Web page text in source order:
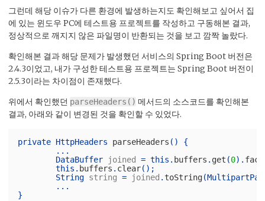
그런데 해당 이슈가 다른 환경에 발생하는지도 확인해보고 싶어서 집
에 있는 윈도우 PC에 테스트용 프로젝트를 작성하고 구동해본 결과,
정상적으로 깨지지 않은 파일명이 반환되는 것을 보고 깜짝 놀랐다.
확인해본 결과 해당 문제가 발생했던 서비스의 Spring Boot 버전은
2.4.3이었고, 내가 구성한 테스트용 프로젝트는 Spring Boot 버전이
2.5.3이라는 차이점이 존재했다.
위에서 확인했던 parseHeaders() 메서드의 소스코드를 확인해본
결과, 아래와 같이 변경된 것을 확인할 수 있었다.
private HttpHeaders parseHeaders ()
{
...
DataBuffer
joined = this . buffers . get (0).
this . buffers . clear();
String string = joined . toString(
...
}